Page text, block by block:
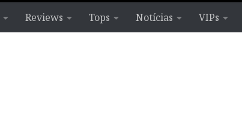
Reviews Tops Notícias VIPs